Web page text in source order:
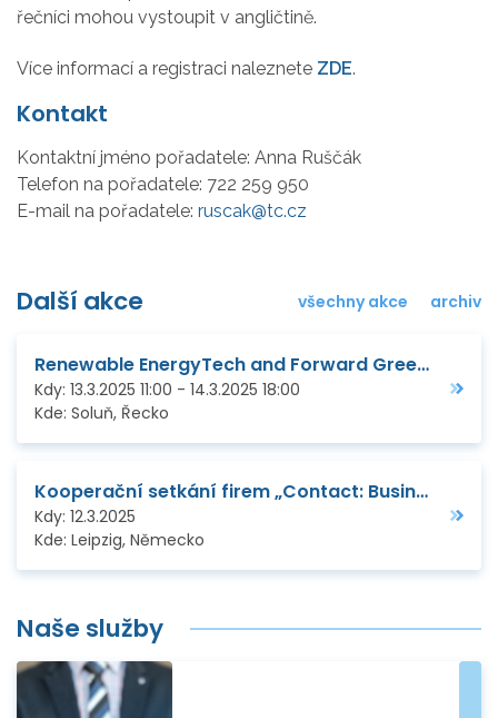
řečníci mohou vystoupit v angličtině.
Více informací a registraci naleznete ZDE.
Kontakt
Kontaktní jméno pořadatele: Anna Ruščák
Telefon na pořadatele: 722 259 950
E-mail na pořadatele: ruscak@tc.cz
Další akce všechny akce archiv
Renewable EnergyTech and Forward Green B2B
Kdy: 13.3.2025 11:00 - 14.3.2025 18:00
Kde: Soluň, Řecko
Kooperační setkání firem „Contact: Business Meetings“ v rámci veletrhů Zuliefermesse / Intec
Kdy: 12.3.2025
Kde: Leipzig, Německo
Naše služby